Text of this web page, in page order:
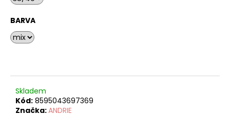
BARVA
Skladem
Kód: 8595043697369
Značka:ANDRIE
D
o
u
č